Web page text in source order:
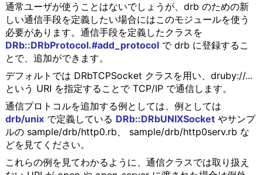
通常ユーザが使うことはないでしょうが、drb のための新
しい通信手段を定義したい場合にはこのモジュールを使う
必要があります。通信手段を定義したクラスを
DRb::DRbProtocol.#add_protocolで drb に登録するこ
とで、追加ができます。
デフォルトでは DRbTCPSocket クラスを用い、druby://...
という URI を指定することで TCP/IP で通信します。
通信プロトコルを追加する例としては、例としては
drb/unixで定義している DRb::DRbUNIXSocketやサンプ
ルの sample/drb/http0.rb、 sample/drb/http0serv.rb な
どを見てください。
これらの例を見てわかるように、通信クラスでは取り扱え